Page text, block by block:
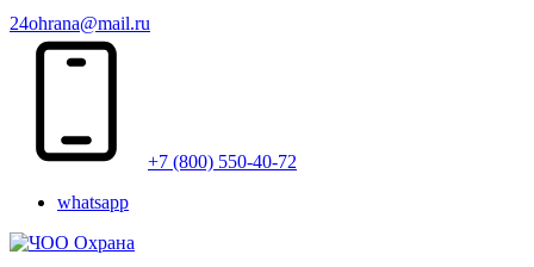
24ohrana@mail.ru
+7 (800) 550-40-72
whatsapp